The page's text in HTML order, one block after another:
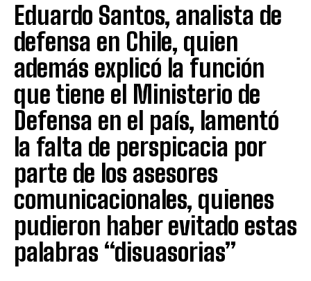
Eduardo Santos, analista de
defensa en Chile, quien
además explicó la función
que tiene el Ministerio de
Defensa en el país, lamentó
la falta de perspicacia por
parte de los asesores
comunicacionales, quienes
pudieron haber evitado estas
palabras “disuasorias”